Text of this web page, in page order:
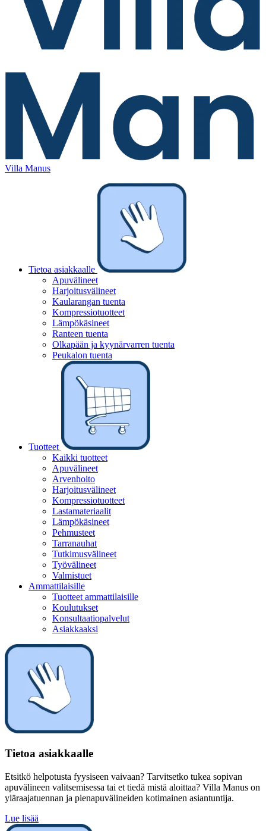
Villa Manus
Tietoa asiakkaalle
Apuvälineet
Harjoitusvälineet
Kaularangan tuenta
Kompressiotuotteet
Lämpökäsineet
Ranteen tuenta
Olkapään ja kyynärvarren tuenta
Peukalon tuenta
Tuotteet
Kaikki tuotteet
Apuvälineet
Arvenhoito
Harjoitusvälineet
Kompressiotuotteet
Lastamateriaalit
Lämpökäsineet
Pehmusteet
Tarranauhat
Tutkimusvälineet
Työvälineet
Valmistuet
Ammattilaisille
Tuotteet ammattilaisille
Koulutukset
Konsultaatiopalvelut
Asiakkaaksi
Tietoa asiakkaalle
Etsitkö helpotusta fyysiseen vaivaan? Tarvitsetko tukea sopivan
apuvälineen valitsemisessa tai et tiedä mistä aloittaa? Villa Manus on
yläraajatuennan ja pienapuvälineiden kotimainen asiantuntija.
Lue lisää